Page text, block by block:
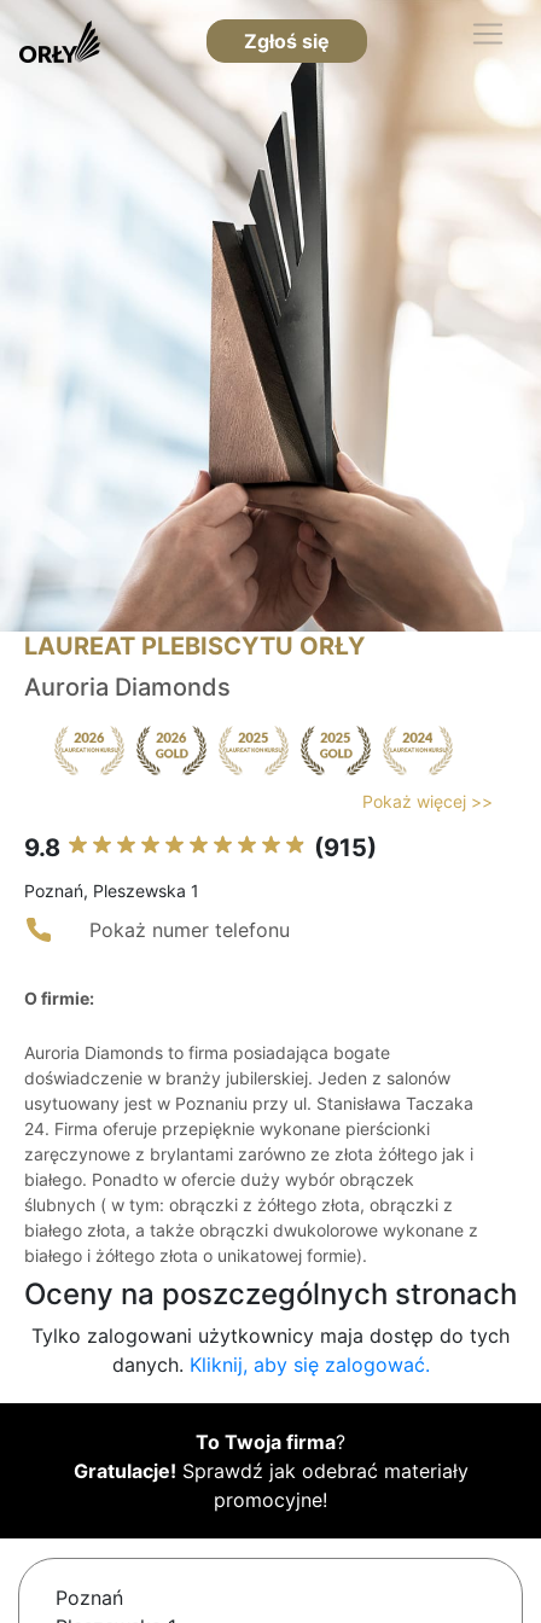
Zgłoś się
LAUREAT PLEBISCYTU ORŁY
Auroria Diamonds
Pokaż więcej >>
9.8 (915)
Poznań, Pleszewska 1
Pokaż numer telefonu
O firmie:
Auroria Diamonds to firma posiadająca bogate
doświadczenie w branży jubilerskiej. Jeden z salonów
usytuowany jest w Poznaniu przy ul. Stanisława Taczaka
24. Firma oferuje przepięknie wykonane pierścionki
zaręczynowe z brylantami zarówno ze złota żółtego jak i
białego. Ponadto w ofercie duży wybór obrączek
ślubnych ( w tym: obrączki z żółtego złota, obrączki z
białego złota, a także obrączki dwukolorowe wykonane z
białego i żółtego złota o unikatowej formie).
Oceny na poszczególnych stronach
Tylko zalogowani użytkownicy maja dostęp do tych
danych. Kliknij, aby się zalogować.
To Twoja firma?
Gratulacje! Sprawdź jak odebrać materiały
promocyjne!
Poznań